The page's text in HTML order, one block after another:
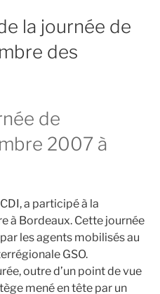
la journée de
des
de
2007 à
a participé à la
à Bordeaux. Cette journée
les agents mobilisés au
GSO.
outre d’un point de vue
mené en tête par un